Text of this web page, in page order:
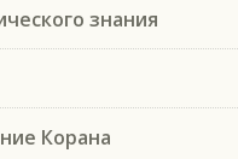
знания
Корана